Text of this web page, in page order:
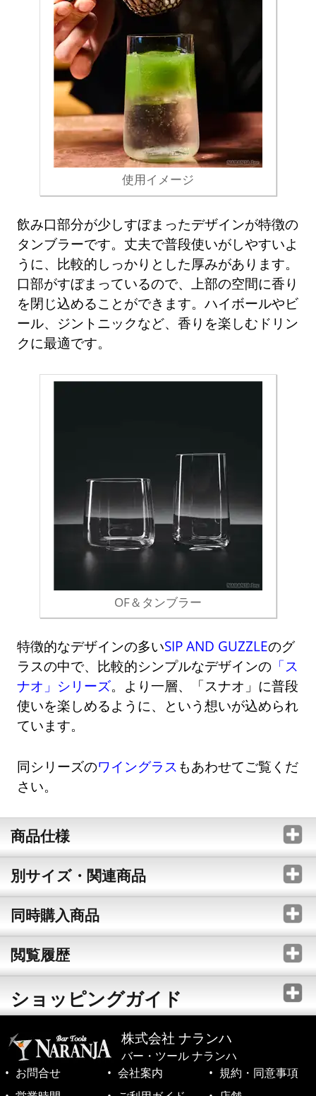
使用イメージ
飲み口部分が少しすぼまったデザインが特徴の
タンブラーです。丈夫で普段使いがしやすいよ
うに、比較的しっかりとした厚みがあります。
口部がすぼまっているので、上部の空間に香り
を閉じ込めることができます。ハイボールやビ
ール、ジントニックなど、香りを楽しむドリン
クに最適です。
OF＆タンブラー
特徴的なデザインの多いSIP AND GUZZLEのグ
ラスの中で、比較的シンプルなデザインの 「ス
ナオ」シリーズ。より一層、「スナオ」に普段
使いを楽しめるように、という想いが込められ
ています。
同シリーズのワイングラス もあわせてご覧くだ
さい。
商品仕様
別サイズ・関連商品
同時購入商品
閲覧履歴
ショッピングガイド
株式会社 ナランハ
バー・ツール ナランハ
お問合せ
会社案内
規約・同意事項